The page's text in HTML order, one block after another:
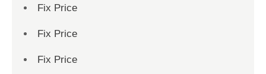
Fix Price
Fix Price
Fix Price